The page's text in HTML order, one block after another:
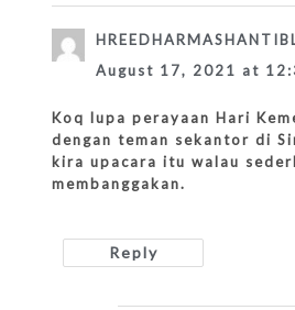
August 17, 2021 at
Koq lupa perayaan Hari
dengan teman sekantor di
kira upacara itu walau
membanggakan.
Reply